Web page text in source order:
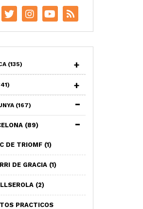
(135)
(167)
(89)
DE TRIOMF (1)
DE GRACIA (1)
(2)
PRACTICOS